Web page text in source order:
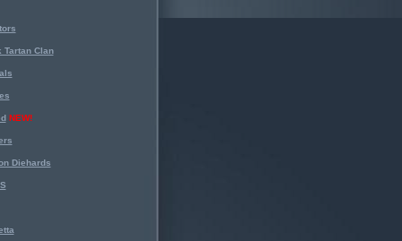
Tartan Clan
NEW!
Diehards